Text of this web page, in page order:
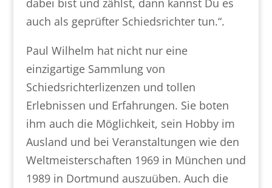
auch als geprüfter Schiedsrichter tun.“.
Paul Wilhelm hat nicht nur eine
einzigartige Sammlung von
Schiedsrichterlizenzen und tollen
Erlebnissen und Erfahrungen. Sie boten
ihm auch die Möglichkeit, sein Hobby im
Ausland und bei Veranstaltungen wie den
Weltmeisterschaften 1969 in München und
1989 in Dortmund auszuüben. Auch die